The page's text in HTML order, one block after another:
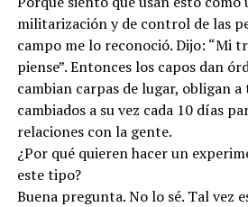
militarización y de control de las
campo me lo reconoció. Dijo: “Mi
piense”. Entonces los capos dan
cambian carpas de lugar, obligan
cambiados a su vez cada 10 días
relaciones con la gente.
¿Por qué quieren hacer un
este tipo?
Buena pregunta. No lo sé. Tal vez